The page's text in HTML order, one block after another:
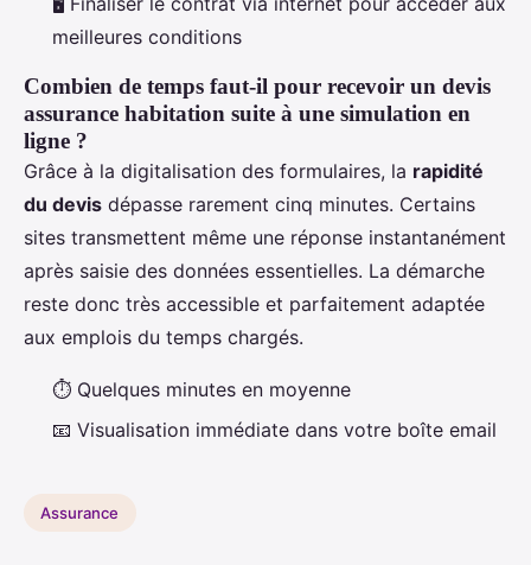
meilleures conditions
Combien de temps faut-il pour recevoir un devis
assurance habitation suite à une simulation en
ligne ?
Grâce à la digitalisation des formulaires, la rapidité
du devis dépasse rarement cinq minutes. Certains
sites transmettent même une réponse instantanément
après saisie des données essentielles. La démarche
reste donc très accessible et parfaitement adaptée
aux emplois du temps chargés.
⏱️ Quelques minutes en moyenne
📧 Visualisation immédiate dans votre boîte email
Assurance